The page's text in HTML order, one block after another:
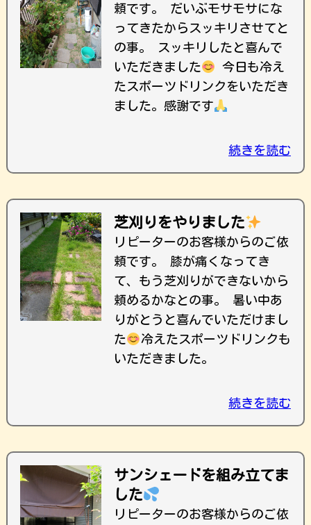
頼です。 だいぶモサモサにな
ってきたからスッキリさせてと
の事。 スッキリしたと喜んで
いただきました
今日も冷え
たスポーツドリンクをいただき
ました。感謝です
続きを読む
芝刈りをやりました
リピーターのお客様からのご依
頼です。 膝が痛くなってき
て、もう芝刈りができないから
頼めるかなとの事。 暑い中あ
りがとうと喜んでいただけまし
た
冷えたスポーツドリンクも
いただきました。
続きを読む
サンシェードを組み立てま
した
リピーターのお客様からのご依